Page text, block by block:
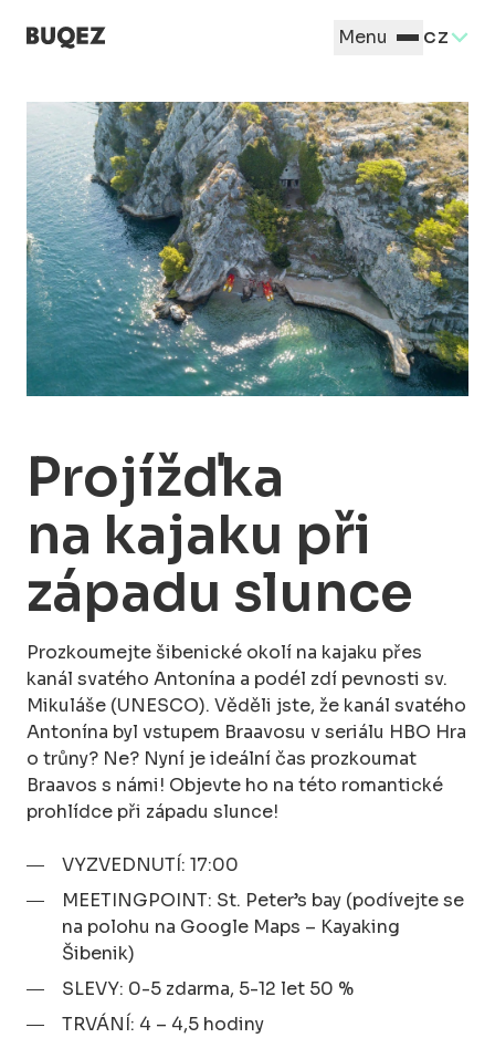
Menu CZ
Projížďka
na kajaku při
západu slunce
Prozkoumejte šibenické okolí na kajaku přes
kanál svatého Antonína a podél zdí pevnosti sv.
Mikuláše (UNESCO). Věděli jste, že kanál svatého
Antonína byl vstupem Braavosu v seriálu HBO Hra
o trůny? Ne? Nyní je ideální čas prozkoumat
Braavos s námi! Objevte ho na této romantické
prohlídce při západu slunce!
VYZVEDNUTÍ: 17:00
MEETINGPOINT: St. Peter’s bay (podívejte se
na polohu na Google Maps – Kayaking
Šibenik)
SLEVY: 0-5 zdarma, 5-12 let 50 %
TRVÁNÍ: 4 – 4,5 hodiny